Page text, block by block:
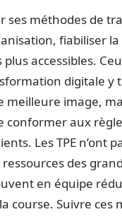
ses méthodes de
fiabiliser
plus accessibles.
digitale y
meilleure image,
conformer aux
Les TPE n’ont
des
en équipe
course. Suivre ces